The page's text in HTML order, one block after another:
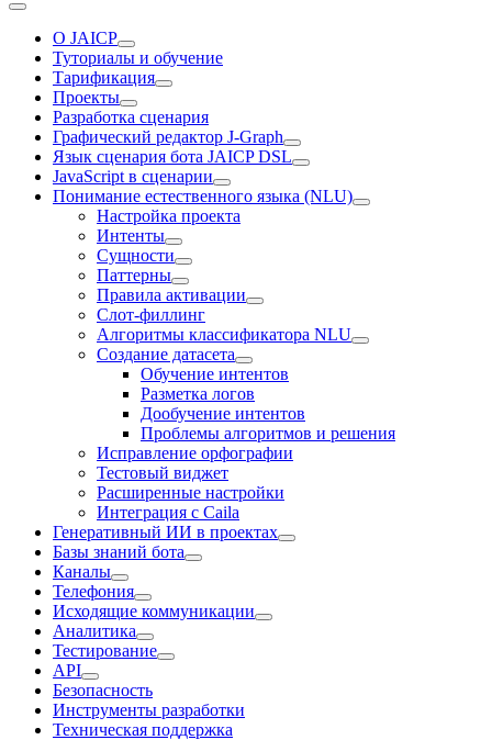
О JAICP
Туториалы и обучение
Тарификация
Проекты
Разработка сценария
Графический редактор J‑Graph
Язык сценария бота JAICP DSL
JavaScript в сценарии
Понимание естественного языка (NLU)
Настройка проекта
Интенты
Сущности
Паттерны
Правила активации
Слот-филлинг
Алгоритмы классификатора NLU
Создание датасета
Обучение интентов
Разметка логов
Дообучение интентов
Проблемы алгоритмов и решения
Исправление орфографии
Тестовый виджет
Расширенные настройки
Интеграция с Caila
Генеративный ИИ в проектах
Базы знаний бота
Каналы
Телефония
Исходящие коммуникации
Аналитика
Тестирование
API
Безопасность
Инструменты разработки
Техническая поддержка